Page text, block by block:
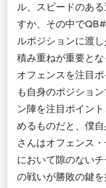
ル、スピードのあ
すか、その中で
ルポジションに渡
積み重ねが重要と
オフェンスを注目
も自身のポジショ
ン陣を注目ポイン
めるものだと、僕
さんはオフェンス
において隙のない
の戦いが勝敗の鍵